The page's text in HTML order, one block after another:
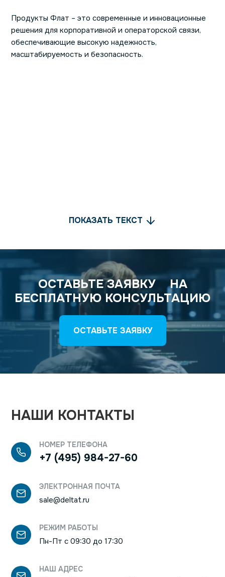
Продукты Флат – это современные и инновационные
решения для корпоративной и операторской связи,
обеспечивающие высокую надежность,
масштабируемость и безопасность.
ПОКАЗАТЬ ТЕКСТ
ОСТАВЬТЕ ЗАЯВКУНА
БЕСПЛАТНУЮ КОНСУЛЬТАЦИЮ
ОСТАВЬТЕ ЗАЯВКУ
НАШИ КОНТАКТЫ
НОМЕР ТЕЛЕФОНА
+7 (495) 984-27-60
ЭЛЕКТРОННАЯ ПОЧТА
sale@deltat.ru
РЕЖИМ РАБОТЫ
Пн-Пт с 09:30 до 17:30
НАШ АДРЕС